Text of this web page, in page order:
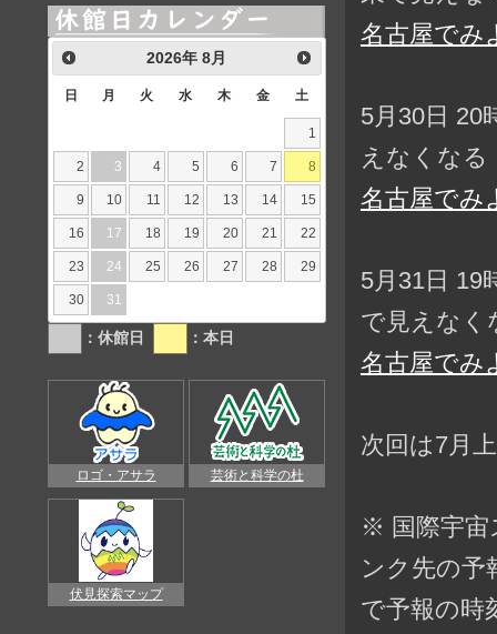
名古屋でみ
5月30日 20
えなくなる
名古屋でみ
5月31日 19
で見えなく
名古屋でみ
次回は7月
※ 国際宇宙
ンク先の予
で予報の時
2026年8月
日 月 火 水 木 金 土
1
2 3 4 5 6 7 8
9 10 11 12 13 14 15
16 17 18 19 20 21 22
23 24 25 26 27 28 29
30 31
：休館日 ：本日
ロゴ・アサラ 芸術と科学の杜
伏見探索マップ